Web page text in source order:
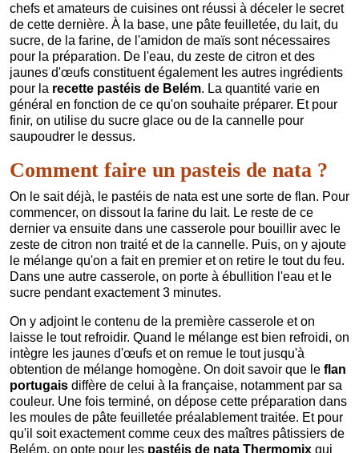
chefs et amateurs de cuisines ont réussi à déceler le secret
de cette dernière. À la base, une pâte feuilletée, du lait, du
sucre, de la farine, de l'amidon de maïs sont nécessaires
pour la préparation. De l'eau, du zeste de citron et des
jaunes d'œufs constituent également les autres ingrédients
pour la recette pastéis de Belém. La quantité varie en
général en fonction de ce qu'on souhaite préparer. Et pour
finir, on utilise du sucre glace ou de la cannelle pour
saupoudrer le dessus.
Comment faire un pasteis de nata ?
On le sait déjà, le pastéis de nata est une sorte de flan. Pour
commencer, on dissout la farine du lait. Le reste de ce
dernier va ensuite dans une casserole pour bouillir avec le
zeste de citron non traité et de la cannelle. Puis, on y ajoute
le mélange qu'on a fait en premier et on retire le tout du feu.
Dans une autre casserole, on porte à ébullition l'eau et le
sucre pendant exactement 3 minutes.
On y adjoint le contenu de la première casserole et on
laisse le tout refroidir. Quand le mélange est bien refroidi, on
intègre les jaunes d'œufs et on remue le tout jusqu'à
obtention de mélange homogène. On doit savoir que le flan
portugais diffère de celui à la française, notamment par sa
couleur. Une fois terminé, on dépose cette préparation dans
les moules de pâte feuilletée préalablement traitée. Et pour
qu'il soit exactement comme ceux des maîtres pâtissiers de
Belém, on opte pour les pastéis de nata Thermomix qui